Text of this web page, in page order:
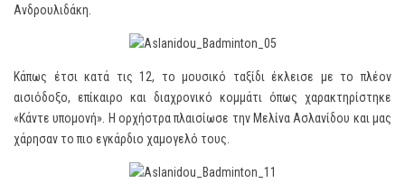
Ανδρουλιδάκη.
Κάπως έτσι κατά τις 12, το μουσικό ταξίδι έκλεισε με το πλέον
αισιόδοξο, επίκαιρο και διαχρονικό κομμάτι όπως χαρακτηρίστηκε
«Κάντε υπομονή». Η ορχήστρα πλαισίωσε την Μελίνα Ασλανίδου και μας
χάρησαν το πιο εγκάρδιο χαμογελό τους.